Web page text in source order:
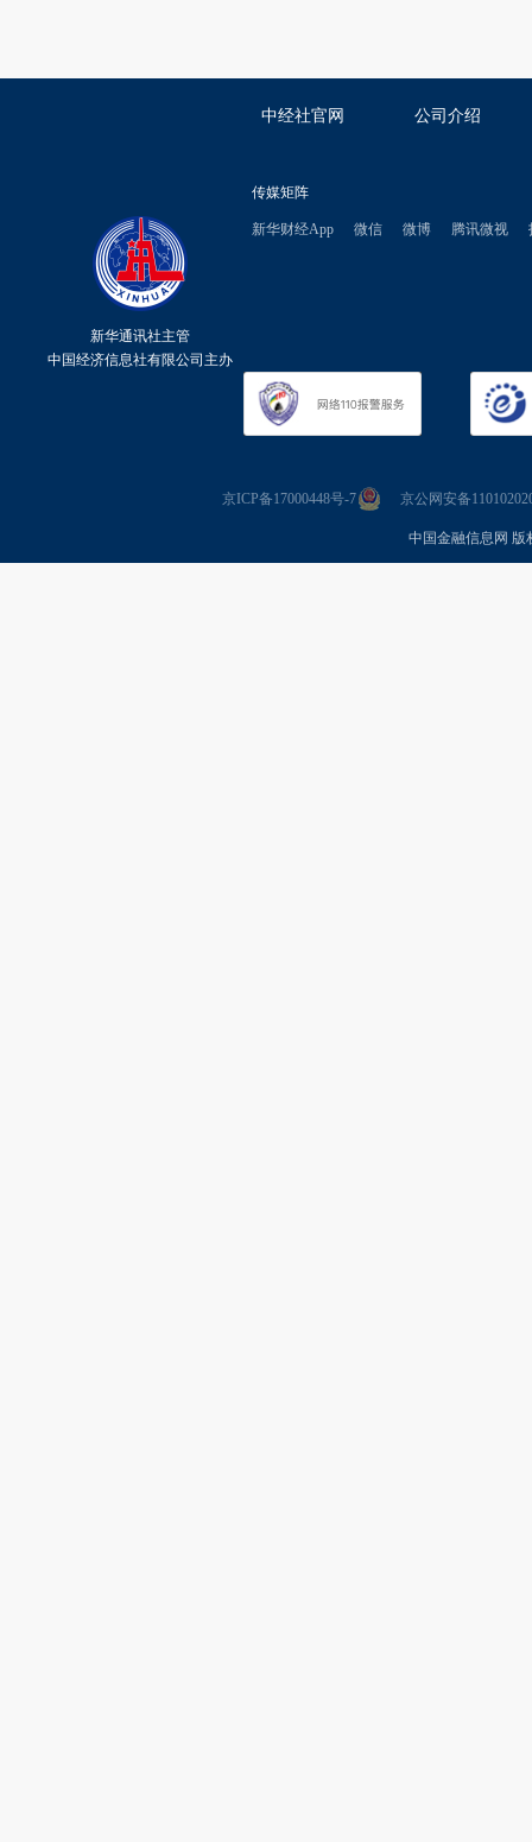
中经社官网 公司介绍
新华通讯社主管
中国经济信息社有限公司主办
传媒矩阵
新华财经App 微信 微博 腾讯微视
京ICP备17000448号-7 京公网安备
中国金融信息网 版